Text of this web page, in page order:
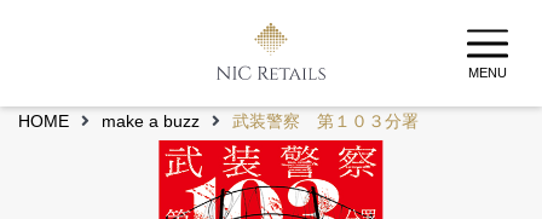
MENU
HOME make a buzz 武装警察 第１０３分署